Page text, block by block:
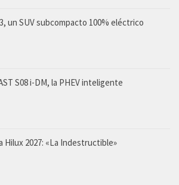
un SUV subcompacto 100% eléctrico
S08 i-DM, la PHEV inteligente
Hilux 2027: «La Indestructible»